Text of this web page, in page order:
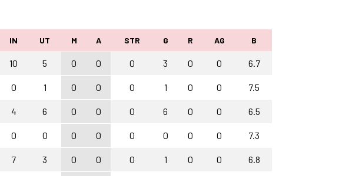
IN UT M A STR G R AG B
10 5 0 0 0 3 0 0 6.7
0 1 0 0 0 1 0 0 7.5
4 6 0 0 0 6 0 0 6.5
0 0 0 0 0 0 0 0 7.3
7 3 0 0 0 1 0 0 6.8